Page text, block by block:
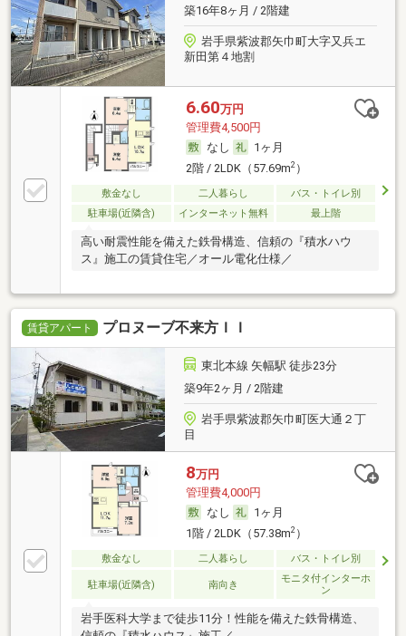
築16年8ヶ月 / 2階建
岩手県紫波郡矢巾町大字又兵エ
新田第４地割
6.60万円
管理費4,500円
なし
1ヶ月
2階 / 2LDK（57.69m2）
敷金なし 二人暮らし
バス・トイレ別
駐車場(近隣含)
インターネット無料 最上階
高い耐震性能を備えた鉄骨構造、信頼の『積水ハウ
ス』施工の賃貸住宅／オール電化仕様／
賃貸アパート プロヌーブ不来方ＩＩ
東北本線 矢幅駅 徒歩23分
築9年2ヶ月 / 2階建
岩手県紫波郡矢巾町医大通２丁
目
8万円
管理費4,000円
なし
1ヶ月
1階 / 2LDK（57.38m2）
敷金なし 二人暮らし バス・トイレ別
駐車場(近隣含) 南向き
モニタ付インターホ
ン
岩手医科大学まで徒歩11分！性能を備えた鉄骨構造、